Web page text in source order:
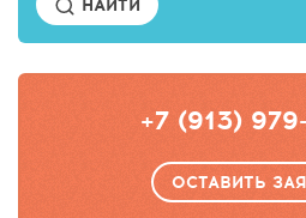
НАЙТИ
+7 (913)
ОСТАВИТЬ